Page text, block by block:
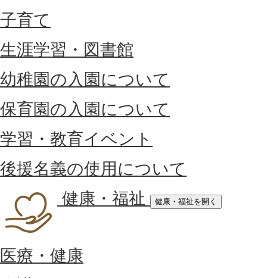
子育て
生涯学習・図書館
幼稚園の入園について
保育園の入園について
学習・教育イベント
後援名義の使用について
健康・福祉
健康・福祉を開く
医療・健康